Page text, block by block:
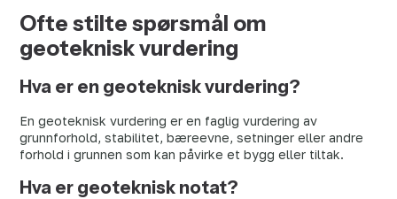
Ofte stilte spørsmål om
geoteknisk vurdering
Hva er en geoteknisk vurdering?
En geoteknisk vurdering er en faglig vurdering av
grunnforhold, stabilitet, bæreevne, setninger eller andre
forhold i grunnen som kan påvirke et bygg eller tiltak.
Hva er geoteknisk notat?